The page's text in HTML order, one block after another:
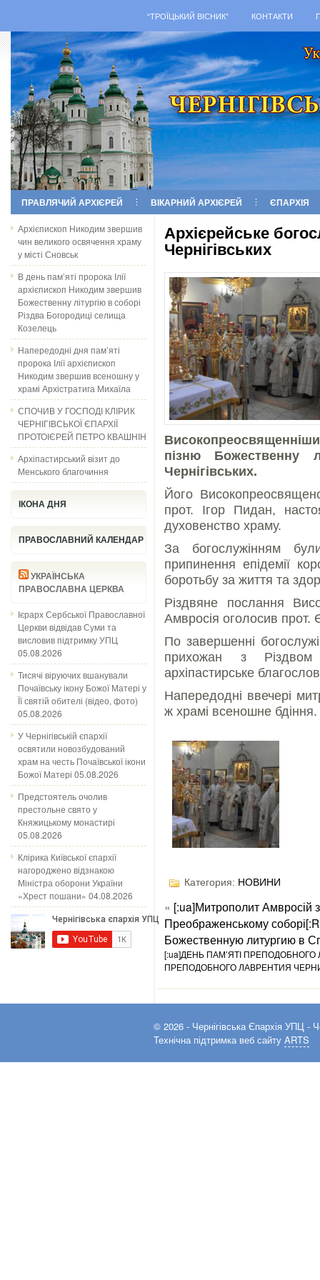
“ТРОЇЦЬКИЙ ВІСНИК” КОНТАКТИ
ПРАВЛЯЧИЙ АРХІЄРЕЙ ВІКАРНИЙ АРХІЄРЕЙ ЄПАРХІЯ
Архієпископ Никодим звершив
чин великого освячення храму
у місті Сновськ
В день пам’яті пророка Ілії
архієпископ Никодим звершив
Божественну літургію в соборі
Різдва Богородиці селища
Козелець
Напередодні дня пам’яті
пророка Ілії архієпископ
Никодим звершив всеношну у
храмі Архістратига Михаїла
СПОЧИВ У ГОСПОДІ КЛІРИК
ЧЕРНІГІВСЬКОЇ ЄПАРХІЇ
ПРОТОІЄРЕЙ ПЕТРО КВАШНІН
Архіпастирський візит до
Менського благочиння
ІКОНА ДНЯ
ПРАВОСЛАВНИЙ КАЛЕНДАР
УКРАЇНСЬКА
ПРАВОСЛАВНА ЦЕРКВА
Ієрарх Сербської Православної
Церкви відвідав Суми та
висловив підтримку УПЦ
05.08.2026
Тисячі віруючих вшанували
Почаївську ікону Божої Матері у
Її святій обителі (відео, фото)
05.08.2026
У Чернігівській єпархії
освятили новозбудований
храм на честь Почаївської ікони
Божої Матері 05.08.2026
Предстоятель очолив
престольне свято у
Княжицькому монастирі
05.08.2026
Клірика Київської єпархії
нагороджено відзнакою
Міністра оборони України
«Хрест пошани» 04.08.2026
Архієрейське
Чернігівських
пізню Божественну
Чернігівських.
Його
прот. Ігор Пидан,
духовенство храму.
За богослужінням
припинення епідемії
боротьбу за життя та
Різдвяне послання
Амвросія оголосив прот.
По завершенні
прихожан з
архіпастирське
Напередодні ввечері
ж храмі всеношне бдіння.
Категория: НОВИНИ
« [:ua]Митрополит Амвросій
Преображенському
Божественную литургию в
[:ua]ДЕНЬ ПАМ’ЯТІ ПРЕПОДОБНОГО
ПРЕПОДОБНОГО ЛАВРЕНТИЯ
© 2026 - Чернігівська Єпархія УПЦ -
Технічна підтримка веб сайту ARTS